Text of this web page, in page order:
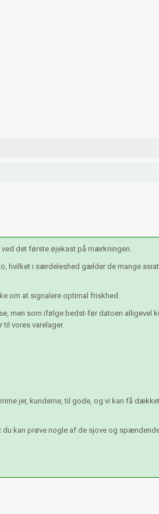
det første øjekast på mærkningen.
hvilket i særdeleshed gælder de mange
om at signalere optimal friskhed.
men som ifølge bedst-før datoen alligevel
vores varelager.
jer, kunderne, til gode, og vi kan få
du kan prøve nogle af de sjove og